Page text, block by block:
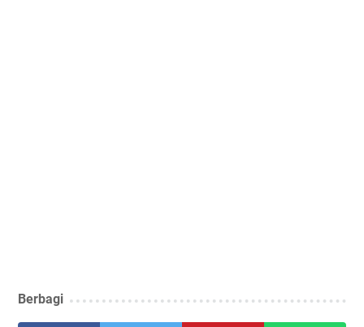
Berbagi